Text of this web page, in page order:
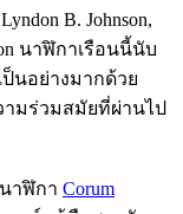
B. Johnson,
นาฬิกาเรือนนี้นับ
นอย่างมากด้วย
มร่วมสมัยที่ผ่านไป
าฬิกา Corum